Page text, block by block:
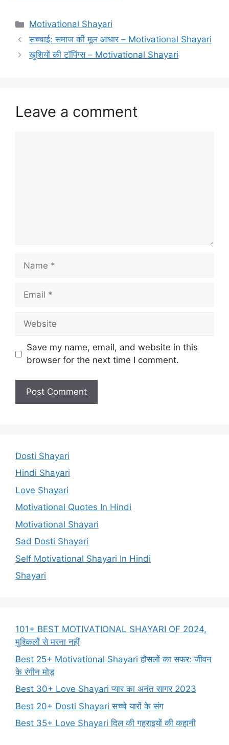
Categories
Motivational Shayari
सच्चाई: समाज की मूल आधार – Motivational Shayari
खुशियों की टॉपिंग्स – Motivational Shayari
Leave a comment
Name
Email
Website
Save my name, email, and website in this
browser for the next time I comment.
Dosti Shayari
Hindi Shayari
Love Shayari
Motivational Quotes In Hindi
Motivational Shayari
Sad Dosti Shayari
Self Motivational Shayari In Hindi
Shayari
101+ BEST MOTIVATIONAL SHAYARI OF 2024,
मुश्किलों से मरना नहीं
Best 25+ Motivational Shayari हौसलों का सफर: जीवन
के रंगीन मोड़
Best 30+ Love Shayari प्यार का अनंत सागर 2023
Best 20+ Dosti Shayari सच्चे यारों के संग
Best 35+ Love Shayari दिल की गहराइयों की कहानी